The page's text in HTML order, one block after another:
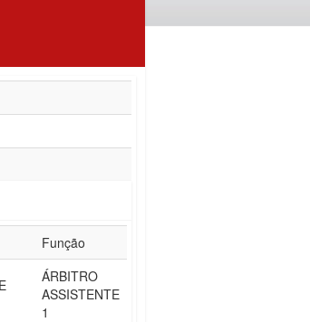
Função
ÁRBITRO
ASSISTENTE
1